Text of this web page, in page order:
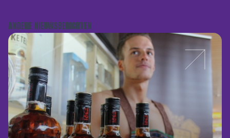
ANDERE NIEUWSBERICHTEN